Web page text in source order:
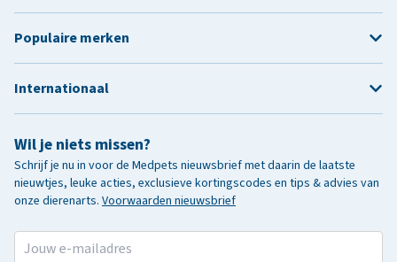
Wil je niets missen?
Schrijf je nu in voor de Medpets nieuwsbrief met daarin de laatste
nieuwtjes, leuke acties, exclusieve kortingscodes en tips & advies van
onze dierenarts. Voorwaarden nieuwsbrief
Populaire merken
Internationaal